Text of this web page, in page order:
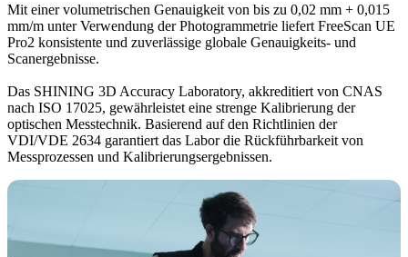
Mit einer volumetrischen Genauigkeit von bis zu 0,02 mm + 0,015
mm/m unter Verwendung der Photogrammetrie liefert FreeScan UE
Pro2 konsistente und zuverlässige globale Genauigkeits- und
Scanergebnisse.
Das SHINING 3D Accuracy Laboratory, akkreditiert von CNAS
nach ISO 17025, gewährleistet eine strenge Kalibrierung der
optischen Messtechnik. Basierend auf den Richtlinien der
VDI/VDE 2634 garantiert das Labor die Rückführbarkeit von
Messprozessen und Kalibrierungsergebnissen.